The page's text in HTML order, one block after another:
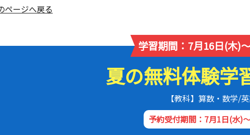
ページへ戻る
学習期間：7月16日(木)
夏の無料体験学
【教科】算数・数学/
予約受付期間：7月1日(水)